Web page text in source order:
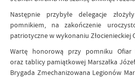
Następnie przybyłe delegacje
pomnikiem, na zakończenie
patriotyczne w wykonaniu Złocienieckiej
Wartę honorową przy pomniku Ofiar
oraz tablicy pamiątkowej Marszałka
Brygada Zmechanizowana Legionów